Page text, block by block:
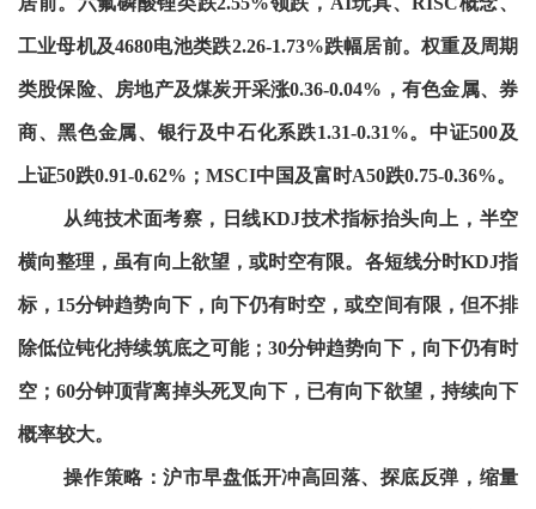
工业母机及4680电池类跌2.26-1.73%跌幅居前。权重及周期
类股保险、房地产及煤炭开采涨0.36-0.04%，有色金属、券
商、黑色金属、银行及中石化系跌1.31-0.31%。中证500及
上证50跌0.91-0.62%；MSCI中国及富时A50跌0.75-0.36%。
从纯技术面考察，日线KDJ技术指标抬头向上，半空
横向整理，虽有向上欲望，或时空有限。各短线分时KDJ指
标，15分钟趋势向下，向下仍有时空，或空间有限，但不排
除低位钝化持续筑底之可能；30分钟趋势向下，向下仍有时
空；60分钟顶背离掉头死叉向下，已有向下欲望，持续向下
概率较大。
操作策略：沪市早盘低开冲高回落、探底反弹，缩量